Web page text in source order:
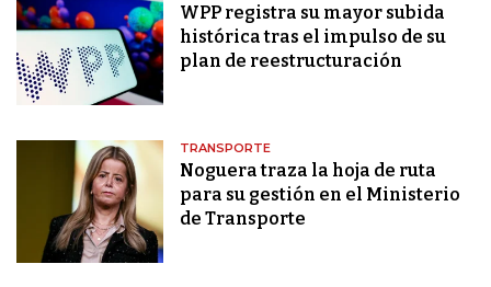
WPP registra su mayor subida
histórica tras el impulso de su
plan de reestructuración
TRANSPORTE
Noguera traza la hoja de ruta
para su gestión en el Ministerio
de Transporte